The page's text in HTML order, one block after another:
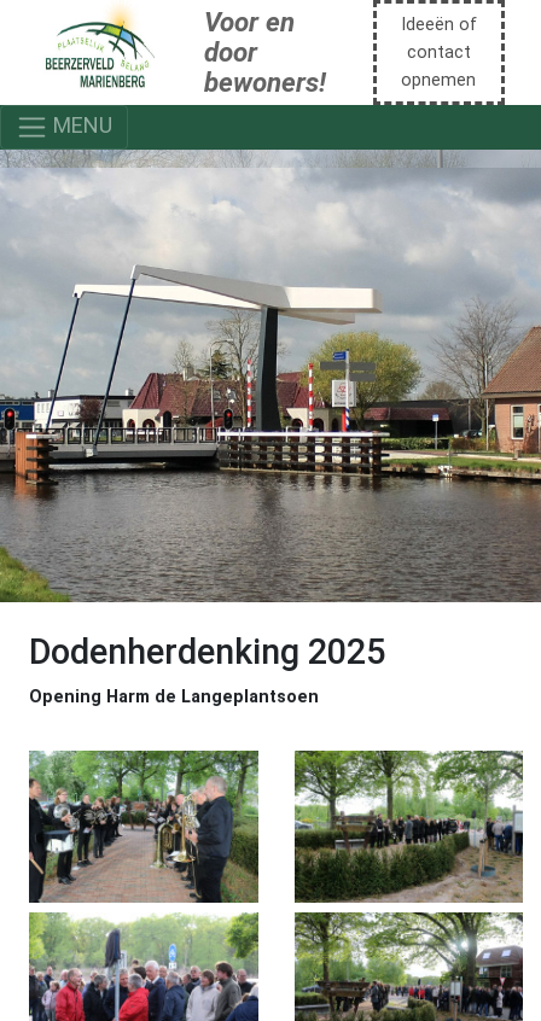
Voor en
door
bewoners!
Ideeën of
contact
opnemen
MENU
Dodenherdenking 2025
Opening Harm de Langeplantsoen